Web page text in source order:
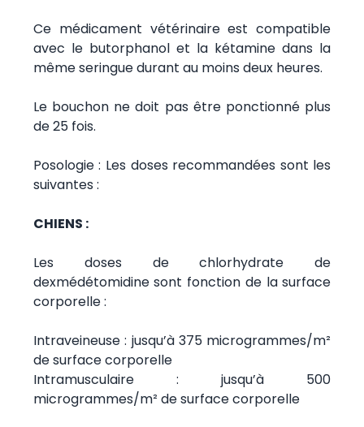
Ce médicament vétérinaire est compatible
avec le butorphanol et la kétamine dans la
même seringue durant au moins deux heures.
Le bouchon ne doit pas être ponctionné plus
de 25 fois.
Posologie : Les doses recommandées sont les
suivantes :
CHIENS :
Les doses de chlorhydrate de
dexmédétomidine sont fonction de la surface
corporelle :
Intraveineuse : jusqu’à 375 microgrammes/m²
de surface corporelle
Intramusculaire : jusqu’à 500
microgrammes/m² de surface corporelle